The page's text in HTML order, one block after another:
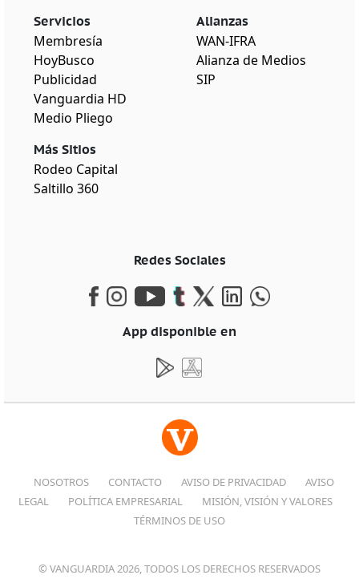
Servicios
Membresía
HoyBusco
Publicidad
Vanguardia HD
Medio Pliego
Más Sitios
Rodeo Capital
Saltillo 360
Alianzas
WAN-IFRA
Alianza de Medios
SIP
Redes Sociales
App disponible en
NOSOTROS CONTACTO AVISO DE PRIVACIDAD
AVISO
LEGAL
POLÍTICA EMPRESARIAL
MISIÓN, VISIÓN Y VALORES
TÉRMINOS DE USO
© VANGUARDIA 2026, TODOS LOS DERECHOS RESERVADOS